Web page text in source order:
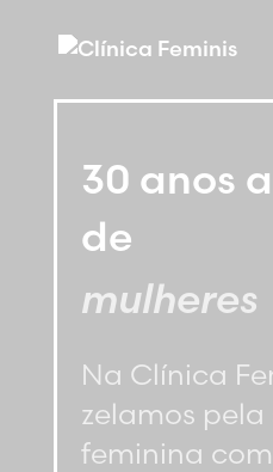
30 anos
de
famílias
Na Clínica
zelamos pela
feminina